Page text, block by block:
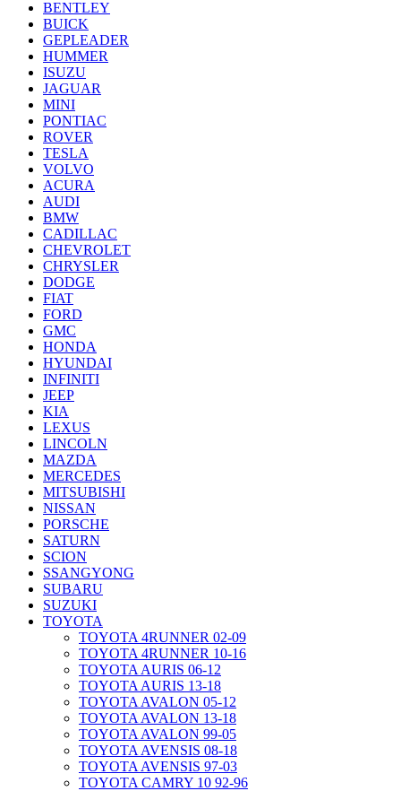
BENTLEY
BUICK
GEPLEADER
HUMMER
ISUZU
JAGUAR
MINI
PONTIAC
ROVER
TESLA
VOLVO
ACURA
AUDI
BMW
CADILLAC
CHEVROLET
CHRYSLER
DODGE
FIAT
FORD
GMC
HONDA
HYUNDAI
INFINITI
JEEP
KIA
LEXUS
LINCOLN
MAZDA
MERCEDES
MITSUBISHI
NISSAN
PORSCHE
SATURN
SCION
SSANGYONG
SUBARU
SUZUKI
TOYOTA
TOYOTA 4RUNNER 02-09
TOYOTA 4RUNNER 10-16
TOYOTA AURIS 06-12
TOYOTA AURIS 13-18
TOYOTA AVALON 05-12
TOYOTA AVALON 13-18
TOYOTA AVALON 99-05
TOYOTA AVENSIS 08-18
TOYOTA AVENSIS 97-03
TOYOTA CAMRY 10 92-96